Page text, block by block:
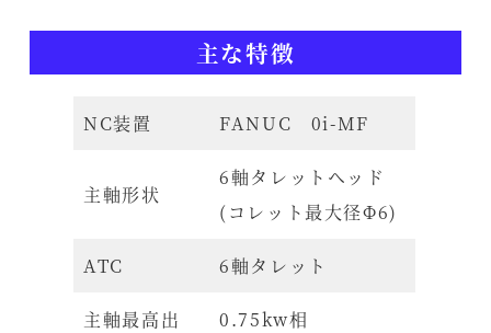
主な特徴
NC装置 FANUC 0i-MF
主軸形状
6軸タレットヘッド
(コレット最大径Φ6)
ATC 6軸タレット
主軸最高出
0.75kw相